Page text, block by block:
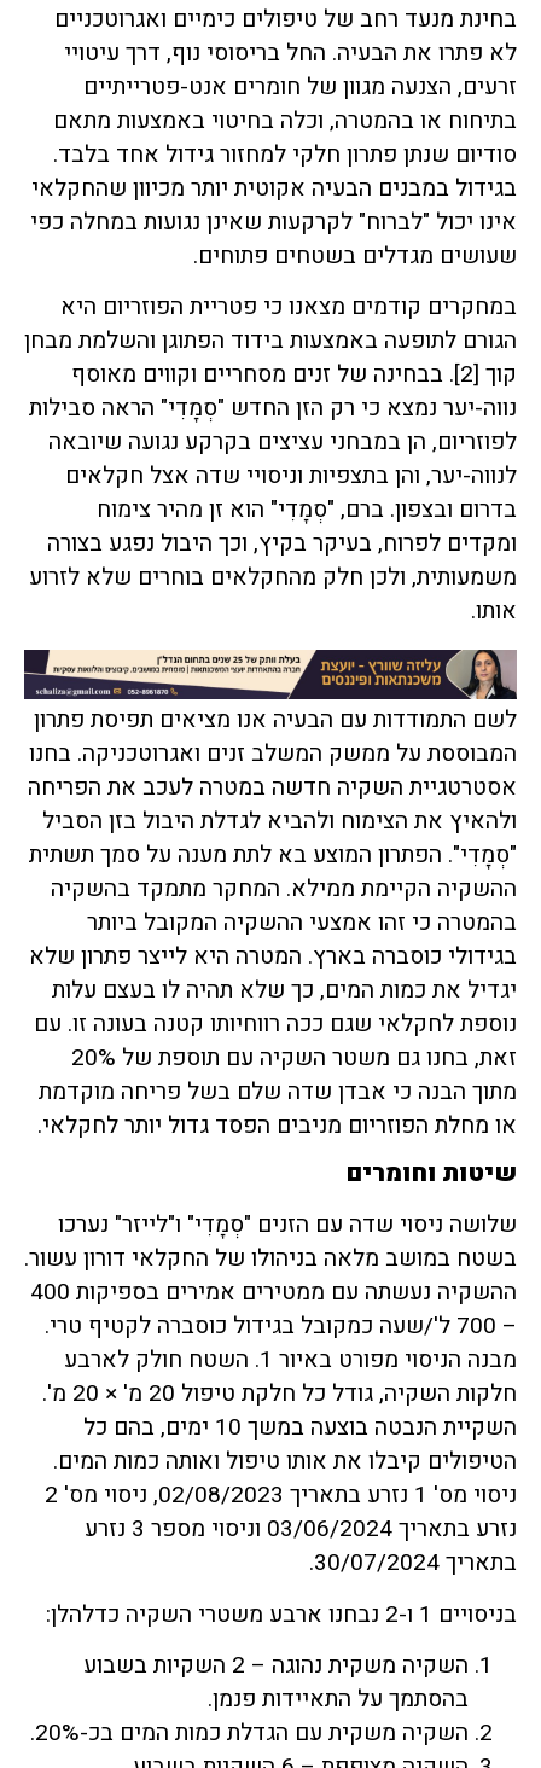
בחינת מנעד רחב של טיפולים כימיים ואגרוטכניים
לא פתרו את הבעיה. החל בריסוסי נוף, דרך עיטויי
זרעים, הצנעה מגוון של חומרים אנט-פטרייתיים
בתיחוח או בהמטרה, וכלה בחיטוי באמצעות מתאם
סודיום שנתן פתרון חלקי למחזור גידול אחד בלבד.
בגידול במבנים הבעיה אקוטית יותר מכיוון שהחקלאי
אינו יכול "לברוח" לקרקעות שאינן נגועות במחלה כפי
שעושים מגדלים בשטחים פתוחים.
במחקרים קודמים מצאנו כי פטריית הפוזריום היא
הגורם לתופעה באמצעות בידוד הפתוגן והשלמת מבחן
קוך [2]. בבחינה של זנים מסחריים וקווים מאוסף
נווה-יער נמצא כי רק הזן החדש "סְמָדִי" הראה סבילות
לפוזריום, הן במבחני עציצים בקרקע נגועה שיובאה
לנווה-יער, והן בתצפיות וניסויי שדה אצל חקלאים
בדרום ובצפון. ברם, "סְמָדִי" הוא זן מהיר צימוח
ומקדים לפרוח, בעיקר בקיץ, וכך היבול נפגע בצורה
משמעותית, ולכן חלק מהחקלאים בוחרים שלא לזרוע
אותו.
לשם התמודדות עם הבעיה אנו מציאים תפיסת פתרון
המבוססת על ממשק המשלב זנים ואגרוטכניקה. בחנו
אסטרטגיית השקיה חדשה במטרה לעכב את הפריחה
ולהאיץ את הצימוח ולהביא לגדלת היבול בזן הסביל
"סְמָדִי". הפתרון המוצע בא לתת מענה על סמך תשתית
ההשקיה הקיימת ממילא. המחקר מתמקד בהשקיה
בהמטרה כי זהו אמצעי ההשקיה המקובל ביותר
בגידולי כוסברה בארץ. המטרה היא לייצר פתרון שלא
יגדיל את כמות המים, כך שלא תהיה לו בעצם עלות
נוספת לחקלאי שגם ככה רווחיותו קטנה בעונה זו. עם
זאת, בחנו גם משטר השקיה עם תוספת של 20%
מתוך הבנה כי אבדן שדה שלם בשל פריחה מוקדמת
או מחלת הפוזריום מניבים הפסד גדול יותר לחקלאי.
שיטות וחומרים
שלושה ניסוי שדה עם הזנים "סְמָדִי" ו"לייזר" נערכו
בשטח במושב מלאה בניהולו של החקלאי דורון עשור.
ההשקיה נעשתה עם ממטירים אמירים בספיקות 400
– 700 ל'/שעה כמקובל בגידול כוסברה לקטיף טרי.
מבנה הניסוי מפורט באיור 1. השטח חולק לארבע
חלקות השקיה, גודל כל חלקת טיפול 20 מ' × 20 מ'.
השקיית הנבטה בוצעה במשך 10 ימים, בהם כל
הטיפולים קיבלו את אותו טיפול ואותה כמות המים.
ניסוי מס' 1 נזרע בתאריך 02/08/2023, ניסוי מס' 2
נזרע בתאריך 03/06/2024 וניסוי מספר 3 נזרע
בתאריך 30/07/2024.
בניסויים 1 ו-2 נבחנו ארבע משטרי השקיה כדלהלן:
השקיה משקית נהוגה – 2 השקיות בשבוע
בהסתמך על התאיידות פנמן.
השקיה משקית עם הגדלת כמות המים בכ-20%.